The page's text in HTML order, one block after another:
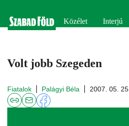
Közélet Interjú
Volt jobb Szegeden
Fiatalok Palágyi Béla 2007. 05. 25.